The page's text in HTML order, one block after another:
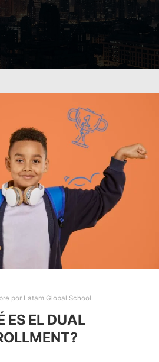
por Latam Global School
ES EL DUAL